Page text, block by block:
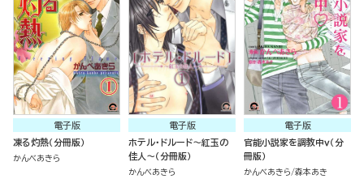
電子版
凍る灼熱（分冊版）
かんべあきら
電子版
ホテル・ドルード～紅玉の
佳人～（分冊版）
かんべあきら
電子版
官能小説家を調教中ｖ（分
冊版）
かんべあきら 森本あき